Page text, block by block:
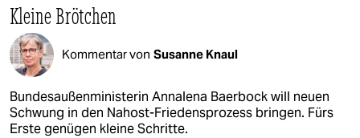
Kleine Brötchen
Kommentar von Susanne Knaul
Bundesaußenministerin Annalena Baerbock will neuen
Schwung in den Nahost-Friedensprozess bringen. Fürs
Erste genügen kleine Schritte.